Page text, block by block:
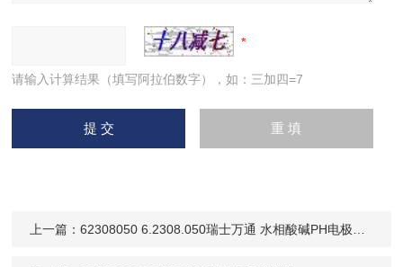
请输入计算结果（填写阿拉伯数字），如：三加四=7
上一篇：62308050 6.2308.050瑞士万通 水相酸碱PH电极内参比液